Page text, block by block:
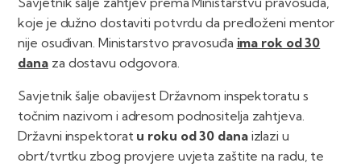
koje je dužno dostaviti potvrdu da predloženi mentor
nije osuđivan. Ministarstvo pravosuđa ima rok od 30
dana za dostavu odgovora.
Savjetnik šalje obavijest Državnom inspektoratu s
točnim nazivom i adresom podnositelja zahtjeva.
Državni inspektorat u roku od 30 danaizlazi u
obrt/tvrtku zbog provjere uvjeta zaštite na radu, te